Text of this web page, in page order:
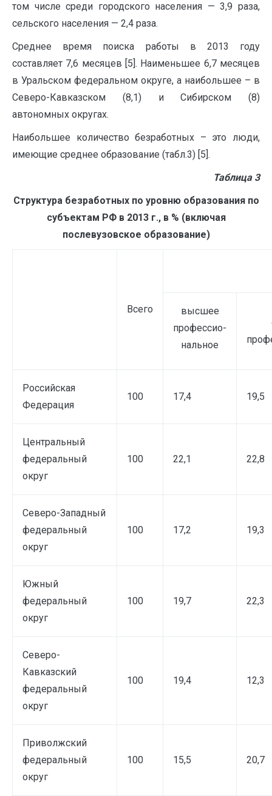
том числе среди городского населения — 3,9 раза,
сельского населения — 2,4 раза.
Среднее время поиска работы в 2013 году
составляет 7,6 месяцев [5]. Наименьшее 6,7 месяцев
в Уральском федеральном округе, а наибольшее – в
Северо-Кавказском (8,1) и Сибирском (8)
автономных округах.
Наибольшее количество безработных – это люди,
имеющие среднее образование (табл.3) [5].
Таблица 3
Структура безработных по уровню образования по
субъектам РФ в 2013 г., в % (включая
послевузовское образование)
Всего
высшее
профессио-
нальное
Российская
Федерация
100 17,4 19,5
Центральный
федеральный
округ
100 22,1 22,8
Северо-Западный
федеральный
округ
100 17,2 19,3
Южный
федеральный
округ
100 19,7 22,3
Северо-
Кавказский
федеральный
округ
100 19,4 12,3
Приволжский
федеральный
округ
100 15,5 20,7